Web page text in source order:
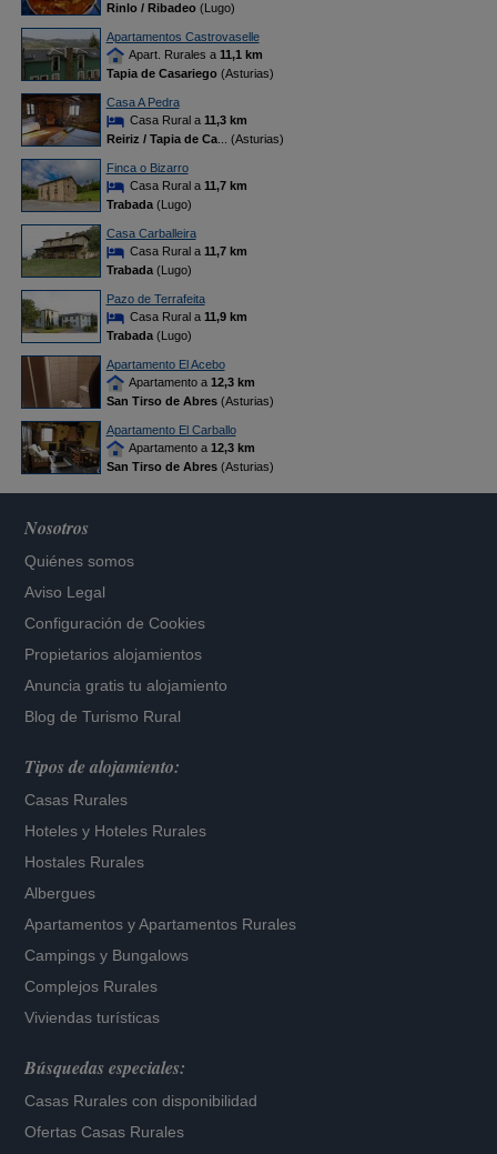
Rinlo / Ribadeo(Lugo)
Apartamentos Castrovaselle
Apart. Rurales a 11,1 km
Tapia de Casariego(Asturias)
Casa A Pedra
Casa Rural a 11,3 km
Reiriz / Tapia de Ca... (Asturias)
Finca o Bizarro
Casa Rural a 11,7 km
Trabada(Lugo)
Casa Carballeira
Casa Rural a 11,7 km
Trabada(Lugo)
Pazo de Terrafeita
Casa Rural a 11,9 km
Trabada(Lugo)
Apartamento El Acebo
Apartamento a 12,3 km
San Tirso de Abres(Asturias)
Apartamento El Carballo
Apartamento a 12,3 km
San Tirso de Abres(Asturias)
Nosotros
Quiénes somos
Aviso Legal
Configuración de Cookies
Propietarios alojamientos
Anuncia gratis tu alojamiento
Blog de Turismo Rural
Tipos de alojamiento:
Casas Rurales
Hoteles y Hoteles Rurales
Hostales Rurales
Albergues
Apartamentos yApartamentos Rurales
Campings y Bungalows
Complejos Rurales
Viviendas turísticas
Búsquedas especiales:
Casas Rurales con disponibilidad
Ofertas Casas Rurales